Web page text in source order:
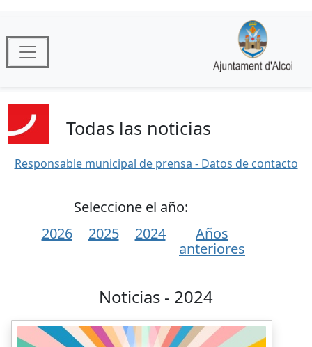
Todas las noticias
Responsable municipal de prensa - Datos de contacto
Seleccione el año:
2026
2025 2024
Años
anteriores
Noticias - 2024